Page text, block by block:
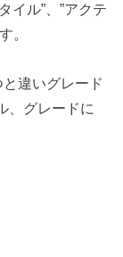
イル”、”アクテ
。
と違いグレード
、グレードに